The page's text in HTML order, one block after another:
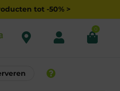
tot -50% >
0